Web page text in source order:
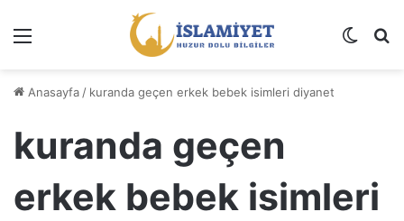
Dış
Anasayfa / kuranda geçen erkek bebek isimleri diyanet
kuranda geçen
erkek bebek isimleri